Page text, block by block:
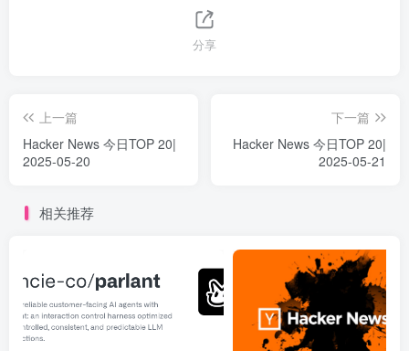
分享
上一篇
Hacker News 今日TOP 20|
2025-05-20
下一篇
Hacker News 今日TOP 20|
2025-05-21
相关推荐